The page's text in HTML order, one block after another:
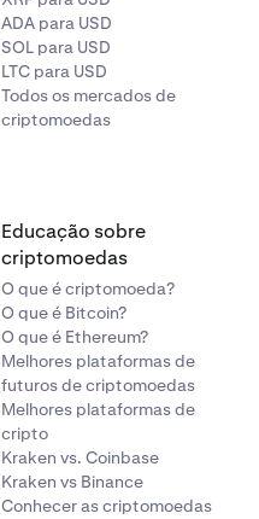
ADA para USD
SOL para USD
LTC para USD
Todos os mercados de
criptomoedas
Educação sobre
criptomoedas
O que é criptomoeda?
O que é Bitcoin?
O que é Ethereum?
Melhores plataformas de
futuros de criptomoedas
Melhores plataformas de
cripto
Kraken vs. Coinbase
Kraken vs Binance
Conhecer as criptomoedas